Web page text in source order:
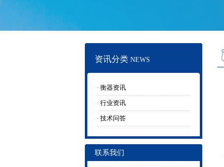
资讯分类 NEWS
· 衡器资讯
· 行业资讯
· 技术问答
联系我们